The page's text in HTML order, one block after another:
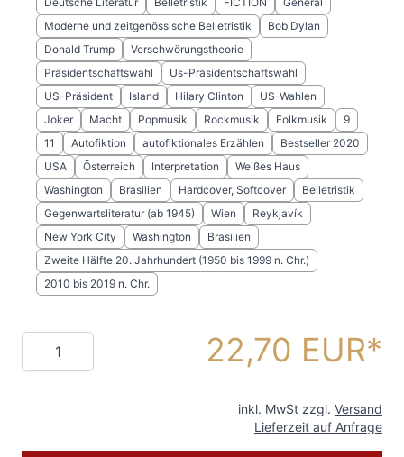
Moderne und zeitgenössische Belletristik
Bob Dylan
Donald Trump
Verschwörungstheorie
Präsidentschaftswahl
Us-Präsidentschaftswahl
US-Präsident
Island Hilary Clinton
US-Wahlen
Joker
Macht Popmusik Rockmusik Folkmusik
9
11
Autofiktion autofiktionales Erzählen
Bestseller 2020
USA
Österreich Interpretation
Weißes Haus
Washington
Brasilien Hardcover, Softcover
Belletristik
Gegenwartsliteratur (ab 1945)
Wien
Reykjavík
New York City
Washington
Brasilien
Zweite Hälfte 20. Jahrhundert (1950 bis 1999 n. Chr.)
2010 bis 2019 n. Chr.
Menge 22,70 EUR
inkl. MwSt zzgl. Versand
Lieferzeit auf Anfrage